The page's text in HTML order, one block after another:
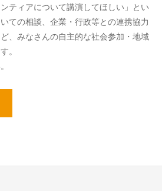
ティアについて講演してほしい」とい
ての相談、企業・行政等との連携協力
ど、みなさんの自主的な社会参加・地域
。